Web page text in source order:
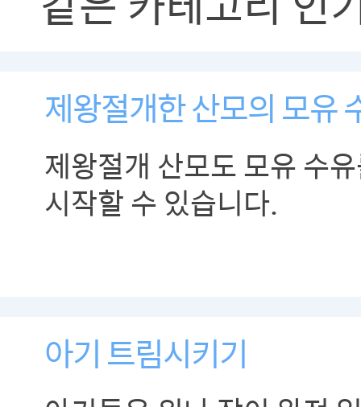
제왕절개한 산모의 모유
제왕절개 산모도 모유 수
시작할 수 있습니다.
아기 트림시키기